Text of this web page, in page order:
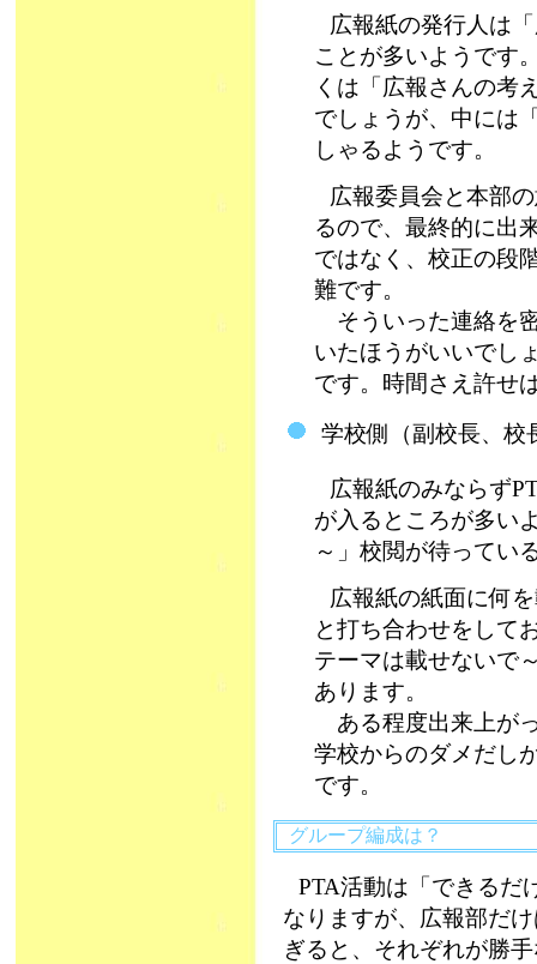
広報紙の発行人は
ことが多いようです
くは「広報さんの考
でしょうが、中には
しゃるようです。
広報委員会と本部
るので、最終的に出
ではなく、校正の段
難です。
そういった連絡を
いたほうがいいでし
です。時間さえ許せ
学校側（副校長、校
広報紙のみならず
が入るところが多い
～」校閲が待ってい
広報紙の紙面に何
と打ち合わせをして
テーマは載せないで
あります。
ある程度出来上が
学校からのダメだし
です。
グループ編成は？
PTA活動は「できるだ
なりますが、広報部だ
ぎると、それぞれが勝